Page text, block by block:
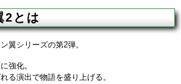
2とは
翼シリーズの第2弾。
強化。
る演出で物語を盛り上げる。